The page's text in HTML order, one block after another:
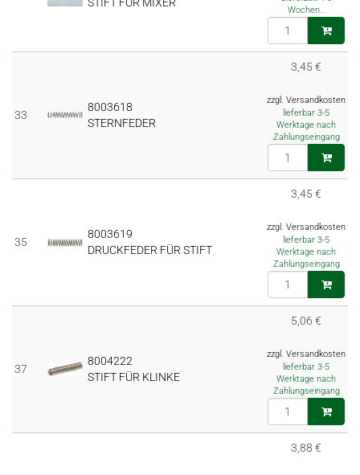
STIFT FÜR MIXER
Wochen..
33
8003618
STERNFEDER
3,45 €
zzgl. Versandkosten
lieferbar 3-5
Werktage nach
Zahlungseingang
35
8003619
DRUCKFEDER FÜR STIFT
3,45 €
zzgl. Versandkosten
lieferbar 3-5
Werktage nach
Zahlungseingang
37
8004222
STIFT FÜR KLINKE
5,06 €
zzgl. Versandkosten
lieferbar 3-5
Werktage nach
Zahlungseingang
3,88 €